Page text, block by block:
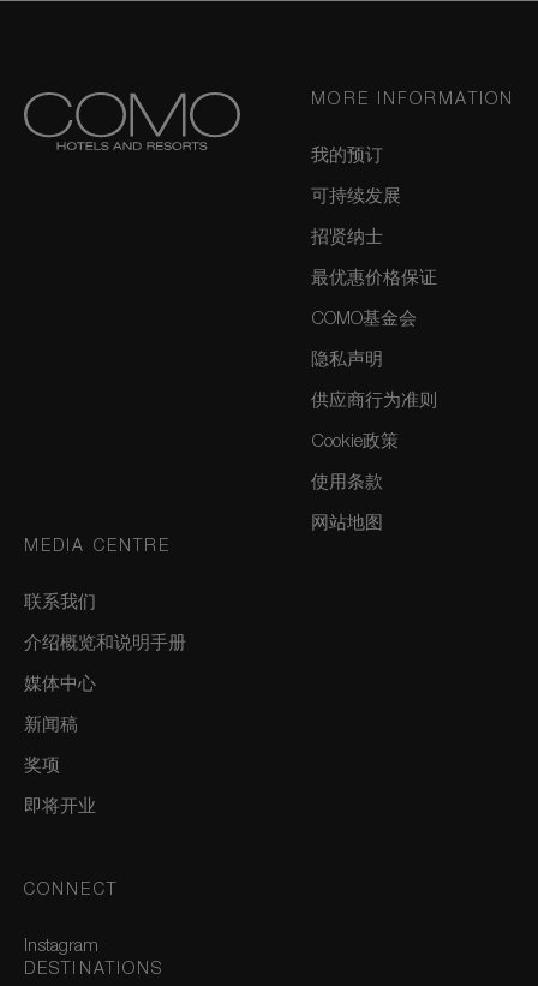
MORE INFORMATION
我的预订
可持续发展
招贤纳士
最优惠价格保证
COMO基金会
隐私声明
供应商行为准则
Cookie政策
使用条款
网站地图
MEDIA CENTRE
联系我们
介绍概览和说明手册
媒体中心
新闻稿
奖项
即将开业
CONNECT
Instagram
DESTINATIONS